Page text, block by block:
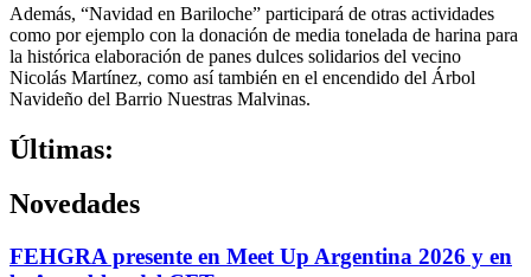
Además, “Navidad en Bariloche” participará de otras actividades
como por ejemplo con la donación de media tonelada de harina para
la histórica elaboración de panes dulces solidarios del vecino
Nicolás Martínez, como así también en el encendido del Árbol
Navideño del Barrio Nuestras Malvinas.
Últimas:
Novedades
FEHGRA presente en Meet Up Argentina 2026 y en